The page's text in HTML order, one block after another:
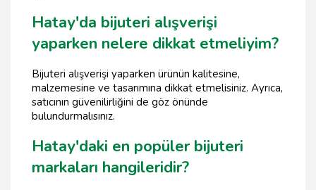
Hatay'da bijuteri alışverişi
yaparken nelere dikkat etmeliyim?
Bijuteri alışverişi yaparken ürünün kalitesine,
malzemesine ve tasarımına dikkat etmelisiniz. Ayrıca,
satıcının güvenilirliğini de göz önünde
bulundurmalısınız.
Hatay'daki en popüler bijuteri
markaları hangileridir?